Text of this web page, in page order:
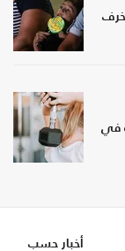
في
أخبار حسب